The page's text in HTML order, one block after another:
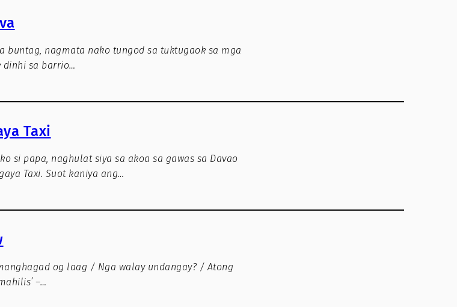
buntag, nagmata nako tungod sa tuktugaok sa mga
dinhi sa barrio…
Taxi
si papa, naghulat siya sa akoa sa gawas sa Davao
Taxi. Suot kaniya ang…
og laag / Nga walay undangay? / Atong
–…